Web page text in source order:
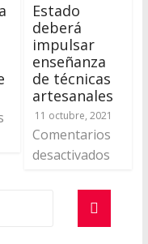
Estado
deberá
impulsar
enseñanza
de técnicas
artesanales
11 octubre, 2021
Comentarios
desactivados